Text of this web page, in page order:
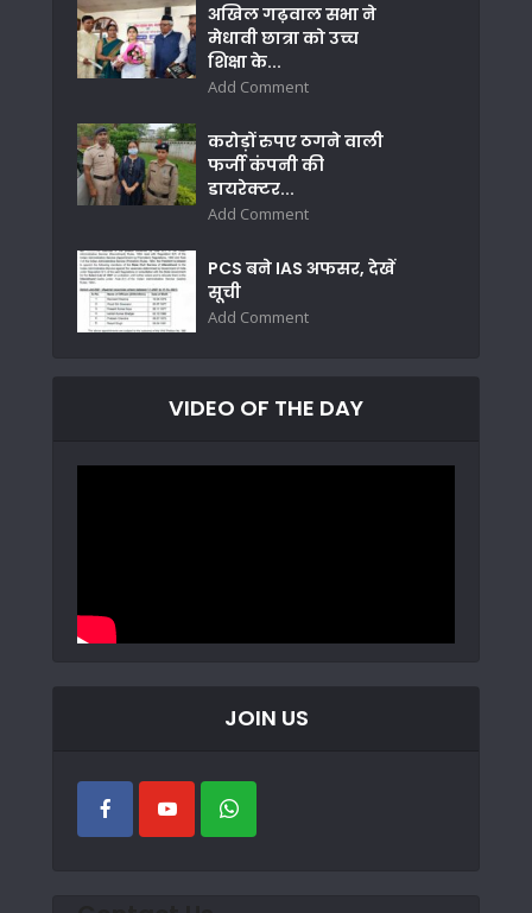
अखिल गढ़वाल सभा ने
मेधावी छात्रा को उच्च
शिक्षा के...
Add Comment
करोड़ों रुपए ठगने वाली
फर्जी कंपनी की
डायरेक्टर...
Add Comment
PCS बने IAS अफसर, देखें
सूची
Add Comment
VIDEO OF THE DAY
JOIN US